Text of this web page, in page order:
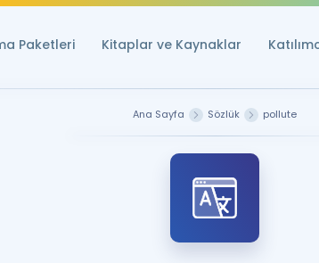
Paketleri Kitaplar ve Kaynaklar
Ana Sayfa Sözlük pollute